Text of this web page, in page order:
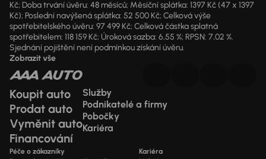
Kč; Doba trvání úvěru: 48 měsíců; Měsíční splátka: 1397 Kč (47 x 1397
Kč); Poslední navýšená splátka: 52 500 Kč; Celková výše
spotřebitelského úvěru: 97 499 Kč; Celková částka splatná
spotřebitelem: 118 159 Kč; Úroková sazba: 6,55 %; RPSN: 7,02 %.
Sjednání pojištění není podmínkou získání úvěru.
Zobrazit vše
Koupit auto
Prodat auto
Vyměnit auto
Financování
Služby
Podnikatelé a firmy
Pobočky
Kariéra
Péče o zákazníky Kariéra